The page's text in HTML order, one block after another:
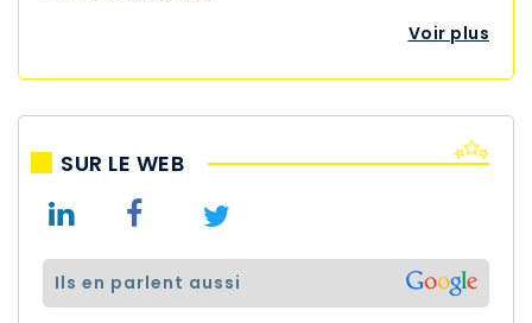
Voir plus
SUR LE WEB
ils en parlent aussi